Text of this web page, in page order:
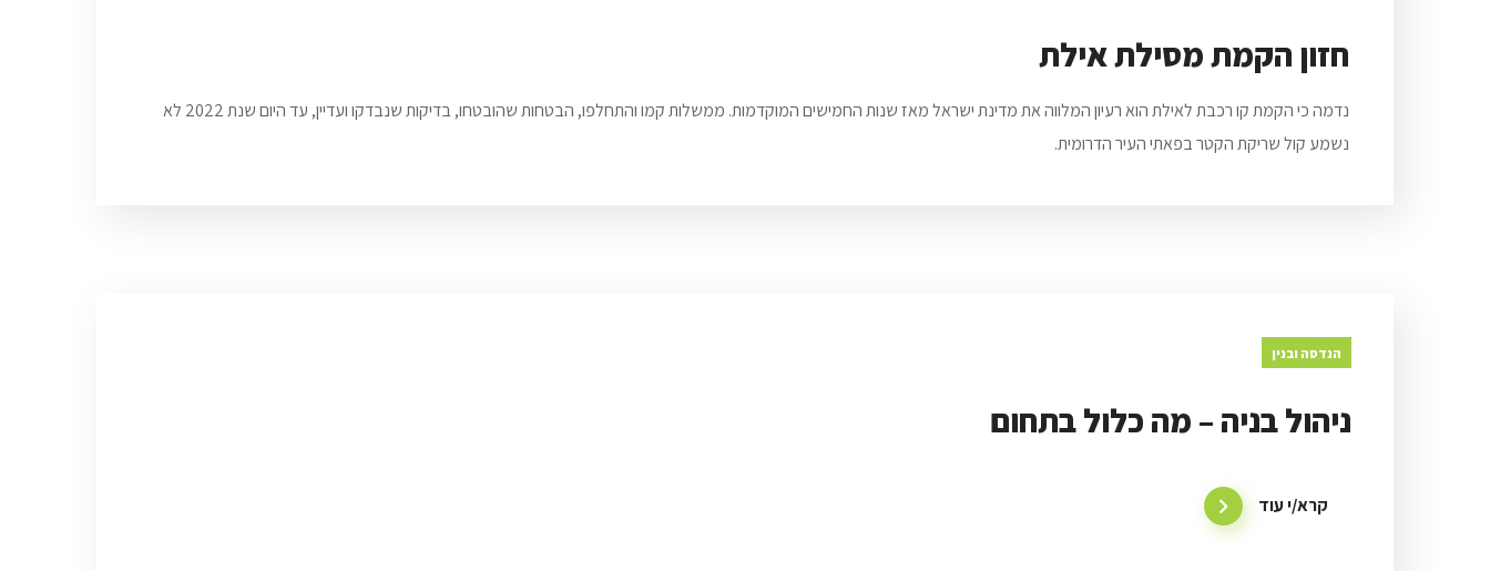
חזון הקמת מסילת אילת
נדמה כי הקמת קו רכבת לאילת הוא רעיון המלווה את מדינת ישראל מאז שנות החמישים המוקדמות. ממשלות קמו והתחלפו, הבטחות שהובטחו, בדיקות שנבדקו ועדיין, עד היום שנת 2022 לא
נשמע קול שריקת הקטר בפאתי העיר הדרומית.
הנדסה ובנין
ניהול בניה – מה כלול בתחום
קרא/י עוד